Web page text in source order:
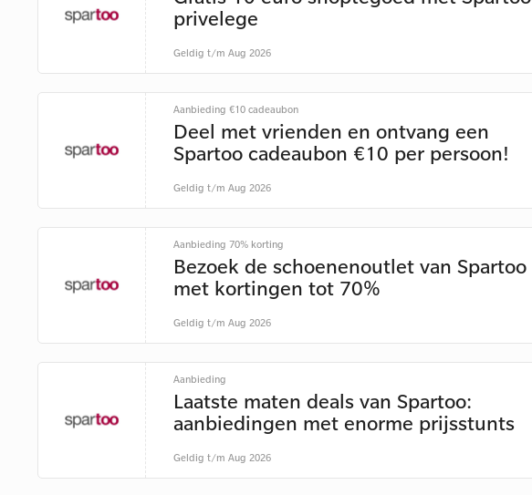
privelege
Geldig t/m Aug 2026
Aanbieding €10 cadeaubon
Deel met vrienden en ontvang een
Spartoo cadeaubon €10 per persoon!
Geldig t/m Aug 2026
Aanbieding 70% korting
Bezoek de schoenenoutlet van Spartoo
met kortingen tot 70%
Geldig t/m Aug 2026
Aanbieding
Laatste maten deals van Spartoo:
aanbiedingen met enorme prijsstunts
Geldig t/m Aug 2026